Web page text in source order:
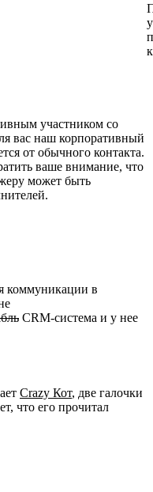
участником со
вас наш корпоративный
от обычного контакта.
ваше внимание, что
может быть
коммуникации в
CRM-система и у нее
Crazy Кот, две галочки
что его прочитал